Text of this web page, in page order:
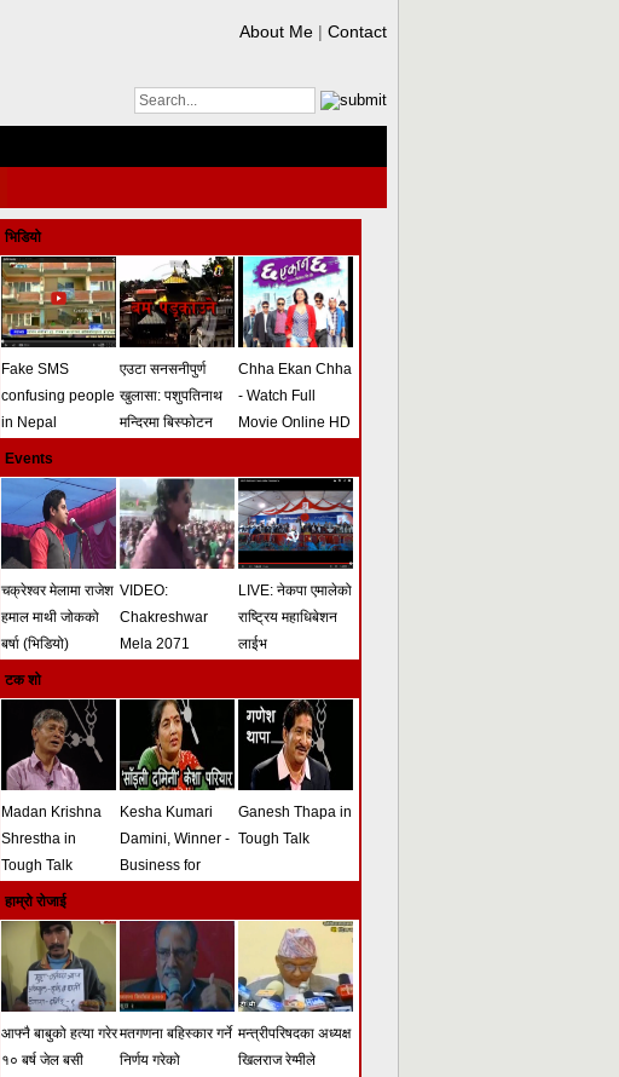
About Me | Contact
भिडियो
Fake SMS
confusing people
in Nepal
एउटा सनसनीपुर्ण
खुलासा: पशुपतिनाथ
मन्दिरमा बिस्फोटन
(भिडियो)
Chha Ekan Chha
- Watch Full
Movie Online HD
Events
चक्रेश्वर मेलामा राजेश
हमाल माथी जोकको
बर्षा (भिडियो)
VIDEO:
Chakreshwar
Mela 2071
LIVE: नेकपा एमालेको
राष्ट्रिय महाधिबेशन
लाईभ
टक शो
Madan Krishna
Shrestha in
Tough Talk
Kesha Kumari
Damini, Winner -
Business for
Tough Talk
Ganesh Thapa in
Tough Talk
हाम्रो रोजाई
आफ्नै बाबुको हत्या गरेर
१० बर्ष जेल बसी
मतगणना बहिस्कार गर्ने
निर्णय गरेको
मन्त्रीपरिषदका अध्यक्ष
खिलराज रेग्मीले